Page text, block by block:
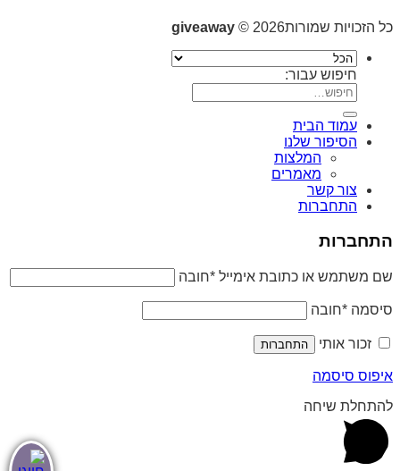
כל הזכויות שמורות2026 © giveaway
חיפוש עבור:
עמוד הבית
הסיפור שלנו
המלצות
מאמרים
צור קשר
התחברות
התחברות
שם משתמש או כתובת אימייל *חובה
סיסמה *חובה
זכור אותי התחברות
איפוס סיסמה
להתחלת שיחה